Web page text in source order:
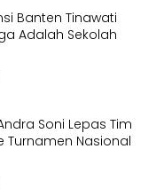
Banten Tinawati
Adalah Sekolah
Soni Lepas Tim
Turnamen Nasional